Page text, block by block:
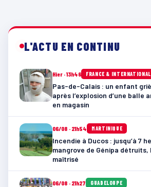
L'ACTU EN CONTINU
Hier · 13h46 FRANCE &
Pas-de-Calais : un enfant
après l’explosion d’une balle
en magasin
06/08 · 21h54 MARTINIQUE
Incendie à Ducos : jusqu’à 7
mangrove de Génipa détruits,
maîtrisé
06/08 · 21h27 GUADELOUPE